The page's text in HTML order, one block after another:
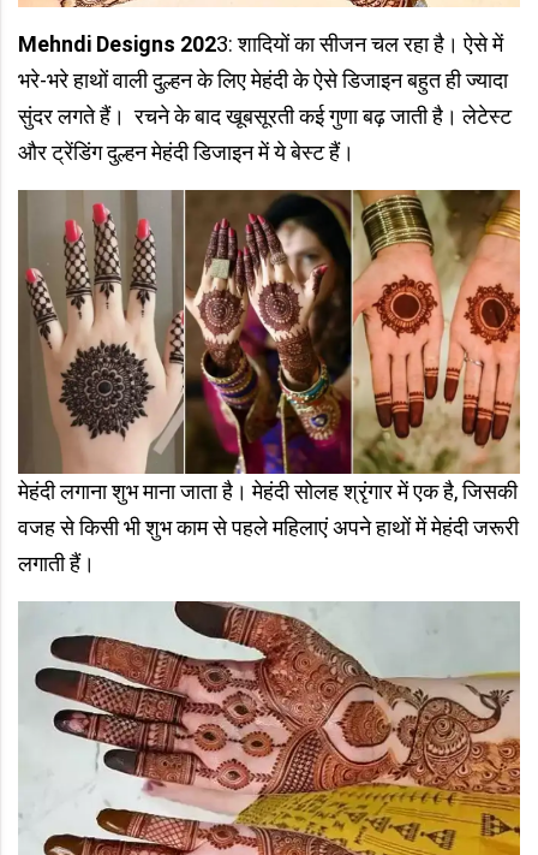
Mehndi Designs 2023: शादियों का सीजन चल रहा है। ऐसे में
भरे-भरे हाथों वाली दुल्हन के लिए मेहंदी के ऐसे डिजाइन बहुत ही ज्यादा
सुंदर लगते हैं। रचने के बाद खूबसूरती कई गुणा बढ़ जाती है। लेटेस्ट
और ट्रेंडिंग दुल्हन मेहंदी डिजाइन में ये बेस्ट हैं।
मेहंदी लगाना शुभ माना जाता है। मेहंदी सोलह श्रृंगार में एक है, जिसकी
वजह से किसी भी शुभ काम से पहले महिलाएं अपने हाथों में मेहंदी जरूरी
लगाती हैं।